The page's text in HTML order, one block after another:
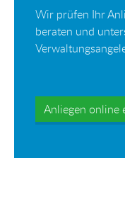
Wir prüfen Ihr
beraten und
Anliegen online